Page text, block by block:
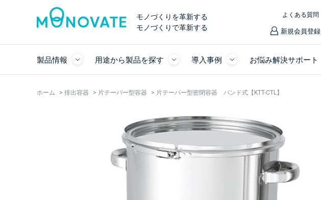
モノづくりを革新する
モノづくりで革新する
よくある質問
新規会員登録
製品情報 用途から製品を探す 導入事例 お悩み解決サポート
ホーム > 排出容器 > 片テーパー型容器 > 片テーパー型密閉容器 バンド式【KTT-CTL】